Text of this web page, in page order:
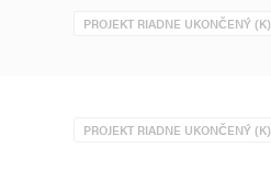
PROJEKT RIADNE UKONČENÝ (K)
PROJEKT RIADNE UKONČENÝ (K)